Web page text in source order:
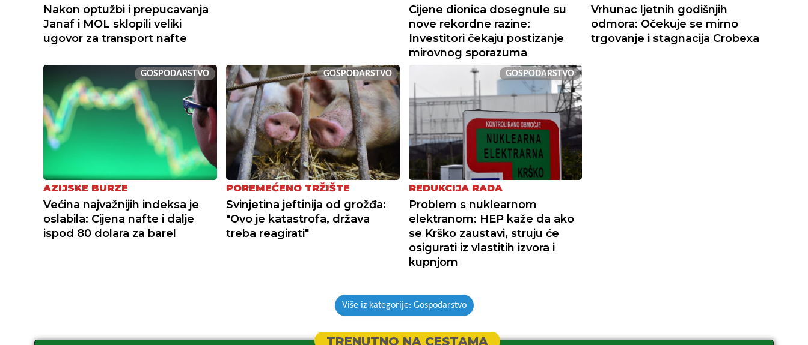
Nakon optužbi i prepucavanja
Janaf i MOL sklopili veliki
ugovor za transport nafte
Cijene dionica dosegnule su
nove rekordne razine:
Investitori čekaju postizanje
mirovnog sporazuma
Vrhunac ljetnih godišnjih
odmora: Očekuje se mirno
trgovanje i stagnacija Crobexa
GOSPODARSTVO
AZIJSKE BURZE
Većina najvažnijih indeksa je
oslabila: Cijena nafte i dalje
ispod 80 dolara za barel
GOSPODARSTVO
POREMEĆENO TRŽIŠTE
Svinjetina jeftinija od grožđa:
"Ovo je katastrofa, država
treba reagirati"
GOSPODARSTVO
REDUKCIJA RADA
Problem s nuklearnom
elektranom: HEP kaže da ako
se Krško zaustavi, struju će
osigurati iz vlastitih izvora i
kupnjom
Više iz kategorije: Gospodarstvo
TRENUTNO NA CESTAMA